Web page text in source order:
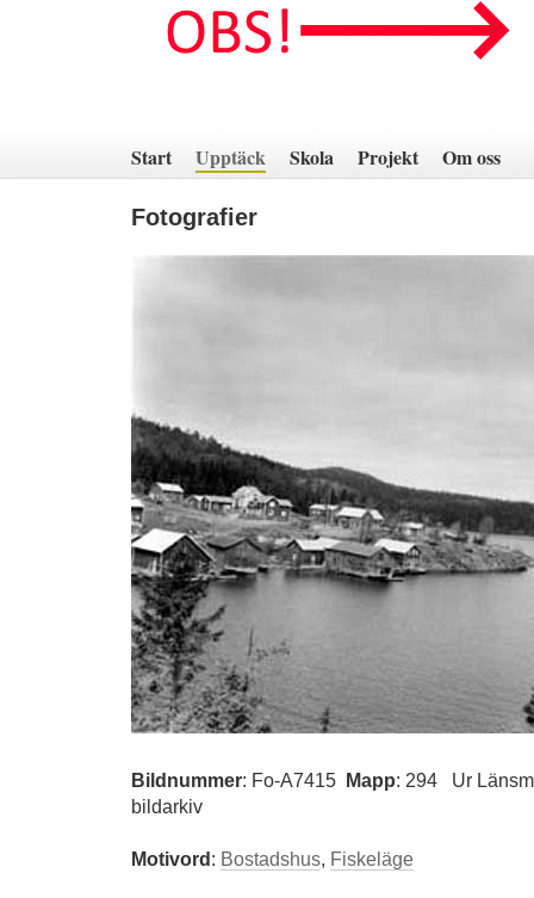
innehåll
Start Upptäck Skola Projekt Om oss
Fotografier
Bildnummer: Fo-A7415 Mapp: 294
Ur
bildarkiv
Motivord: Bostadshus, Fiskeläge